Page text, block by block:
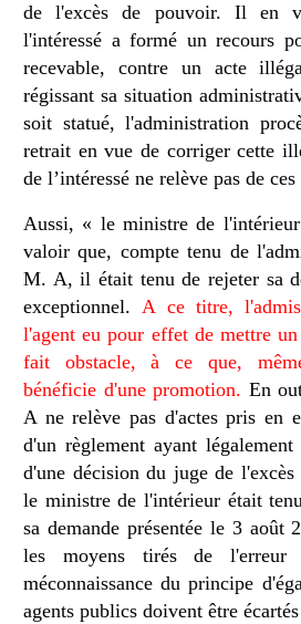
de l'excès de pouvoir. Il en
l'intéressé a formé un recours
recevable, contre un acte
régissant sa situation
soit statué, l'administration
retrait en vue de corriger cette
de l’intéressé ne relève pas de
Aussi, « le ministre de
valoir que, compte tenu de
M. A, il était tenu de rejeter sa
exceptionnel. A ce titre,
l'agent eu pour effet de mettre
fait obstacle, à ce que,
bénéficie d'une promotion. En
A ne relève pas d'actes pris en
d'un règlement ayant
d'une décision du juge de
le ministre de l'intérieur était
sa demande présentée le 3
les moyens tirés de
méconnaissance du principe
agents publics doivent être